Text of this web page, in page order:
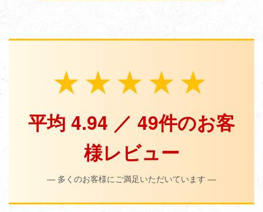
★★★★★
平均 4.94 ／ 49件のお客
様レビュー
— 多くのお客様にご満足いただいています —